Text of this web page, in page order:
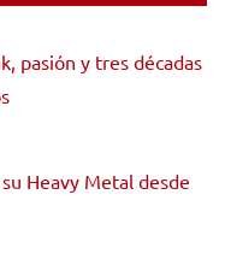
pasión y tres décadas
Heavy Metal desde